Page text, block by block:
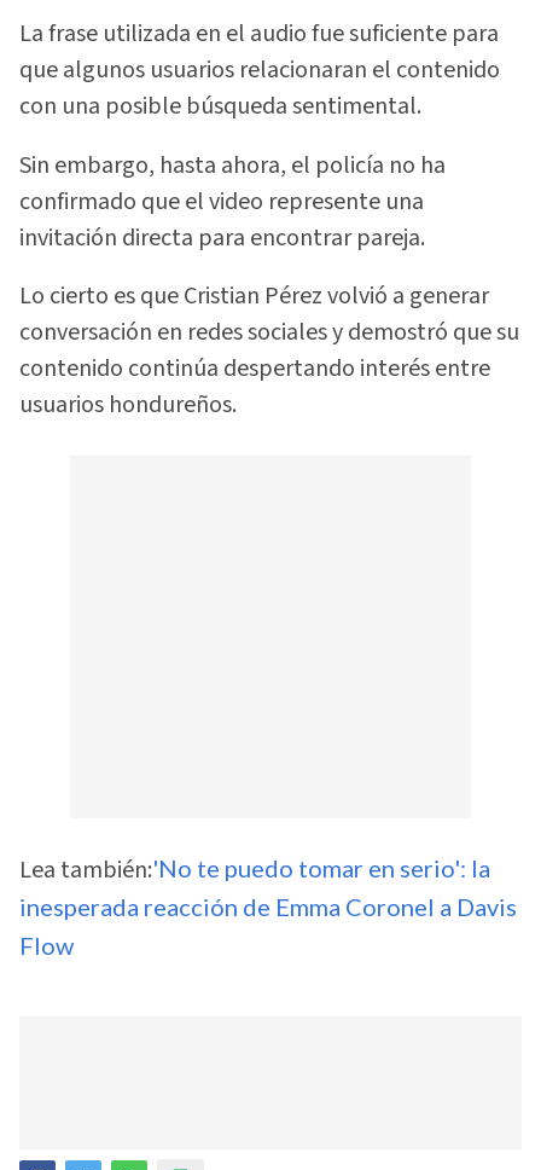
La frase utilizada en el audio fue suficiente para
que algunos usuarios relacionaran el contenido
con una posible búsqueda sentimental.
Sin embargo, hasta ahora, el policía no ha
confirmado que el video represente una
invitación directa para encontrar pareja.
Lo cierto es que Cristian Pérez volvió a generar
conversación en redes sociales y demostró que su
contenido continúa despertando interés entre
usuarios hondureños.
Lea también:'No te puedo tomar en serio': la
inesperada reacción de Emma Coronel a Davis
Flow